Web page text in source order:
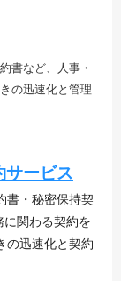
書など、人事・
の迅速化と管理
サービス
書・秘密保持契
に関わる契約を
の迅速化と契約